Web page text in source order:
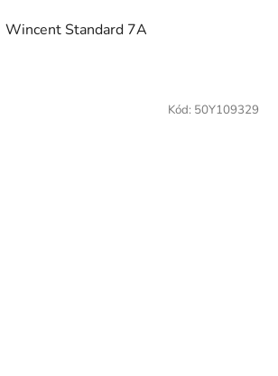
Wincent Standard 7A
Kód: 50Y109329